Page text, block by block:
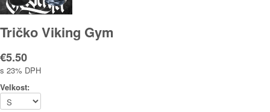
Tričko Viking Gym
€5.50
s 23% DPH
Velkost: